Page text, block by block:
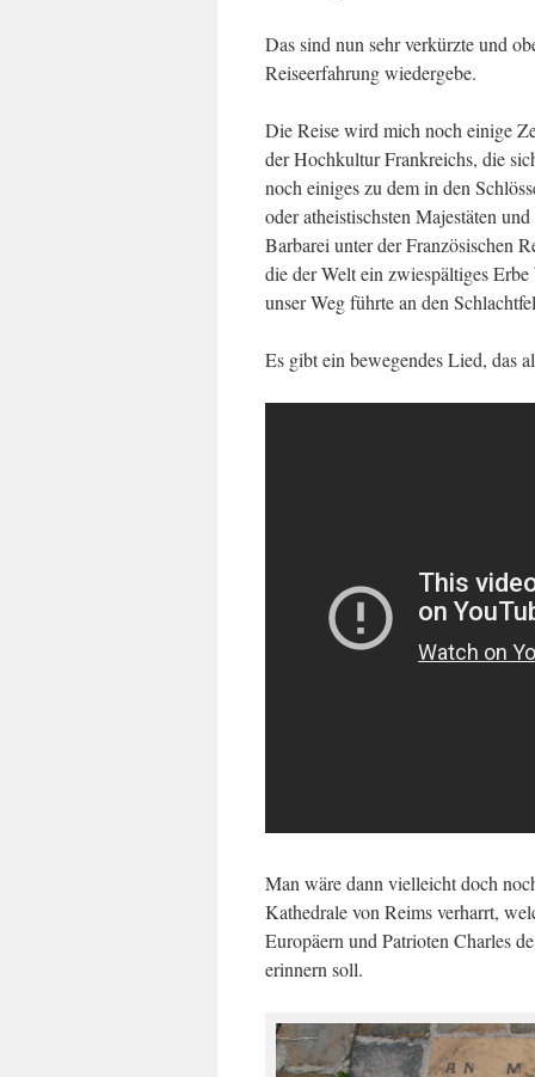
Das sind nun sehr verkürzte und
Reiseerfahrung wiedergebe.
Die Reise wird mich noch einige
der Hochkultur Frankreichs, die
noch einiges zu dem in den
oder atheistischsten Majestäten
Barbarei unter der Französischen
die der Welt ein zwiespältiges
unser Weg führte an den
Es gibt ein bewegendes Lied, das
Man wäre dann vielleicht doch
Kathedrale von Reims verharrt,
Europäern und Patrioten Charles
erinnern soll.